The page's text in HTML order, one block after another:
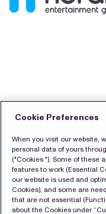
Cookie Preferences
When you visit our website,
personal data of yours
("Cookies "). Some of these
features to work (Essential
our website is used and
Cookies), and some are
that are not essential
about the Cookies under